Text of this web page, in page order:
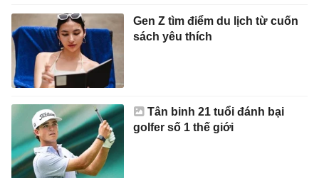
Gen Z tìm điểm du lịch từ cuốn
sách yêu thích
Tân binh 21 tuổi đánh bại
golfer số 1 thế giới